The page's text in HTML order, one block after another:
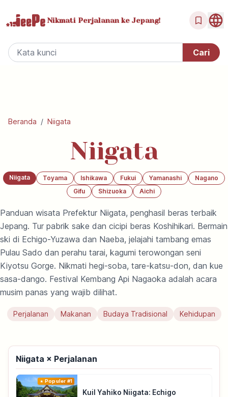
Nikmati Perjalanan ke Jepang!
Beranda / Niigata
Niigata
Niigata Toyama Ishikawa Fukui Yamanashi
Nagano
Gifu
Shizuoka Aichi
Panduan wisata Prefektur Niigata, penghasil beras terbaik
Jepang. Tur pabrik sake dan cicipi beras Koshihikari. Bermain
ski di Echigo-Yuzawa dan Naeba, jelajahi tambang emas
Pulau Sado dan perahu tarai, kagumi terowongan seni
Kiyotsu Gorge. Nikmati hegi-soba, tare-katsu-don, dan kue
sasa-dango. Festival Kembang Api Nagaoka adalah acara
musim panas yang wajib dilihat.
Perjalanan Makanan Budaya Tradisional Kehidupan
Niigata × Perjalanan
Populer #1
Kuil Yahiko Niigata: Echigo